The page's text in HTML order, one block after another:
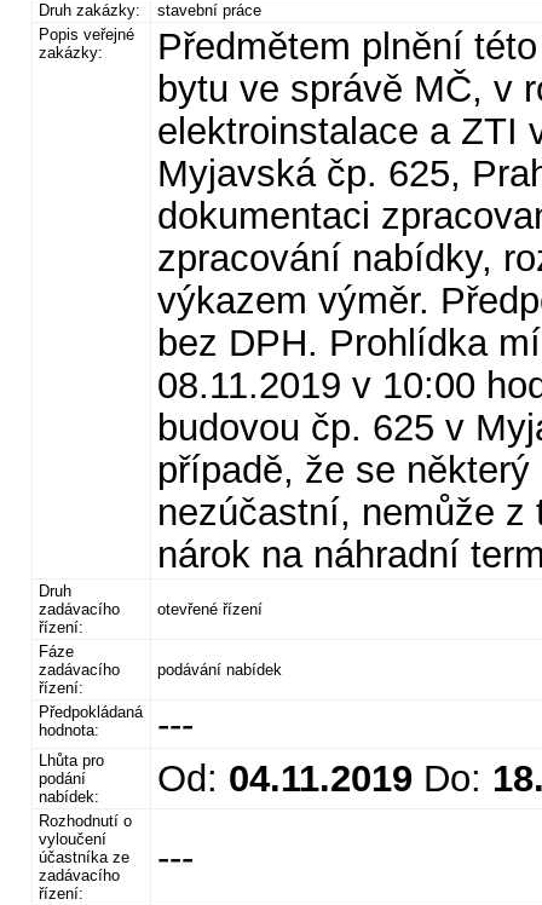
Druh zakázky:
stavební práce
Popis veřejné
zakázky:
Předmětem plnění
bytu ve správě MČ, v
elektroinstalace a ZTI
Myjavská čp. 625,
dokumentaci
zpracování nabídky,
výkazem výměr.
bez DPH. Prohlídka
08.11.2019 v 10:00
budovou čp. 625 v
případě, že se
nezúčastní, nemůže z
nárok na náhradní
Druh
zadávacího
řízení:
otevřené řízení
Fáze
zadávacího
řízení:
podávání nabídek
Předpokládaná
hodnota:
---
Lhůta pro
podání
nabídek:
Od: 04.11.2019 Do:
Rozhodnutí o
vyloučení
účastníka ze
zadávacího
řízení:
---